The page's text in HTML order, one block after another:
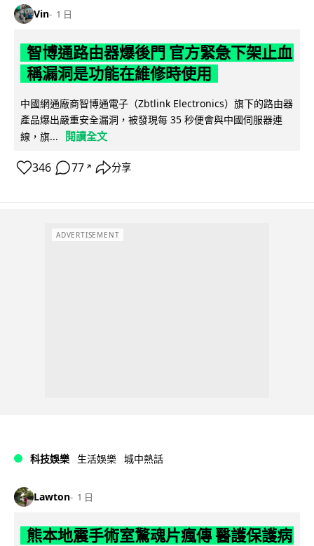
Vin 1 日
智博通路由器爆後門 官方緊急下架止血
稱漏洞是功能在維修時使用
中國網通廠商智博通電子（Zbtlink Electronics）旗下的路由器
產品爆出嚴重安全漏洞，被發現每 35 秒便會與中國伺服器連
線，旗...
閱讀全文
346 77 ↗ 分享
ADVERTISEMENT
科技娛樂 生活娛樂 城中熱話
Lawton 1 日
熊本地震手術室驚魂片瘋傳 醫護保護病